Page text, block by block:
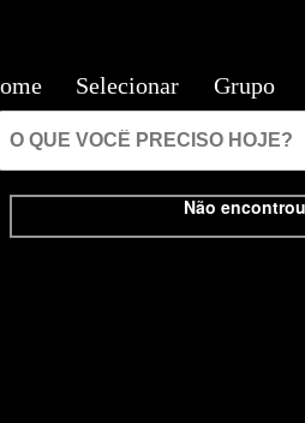
Não
Selecionar Grupo